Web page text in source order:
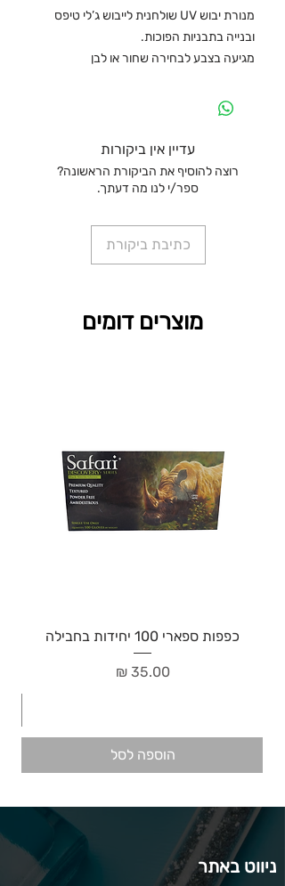
מנורת יבוש UV שולחנית לייבוש ג’לי טיפס
ובנייה בתבניות הפוכות.
מגיעה בצבע לבחירה שחור או לבן
עדיין אין ביקורות
רוצה להוסיף את הביקורת הראשונה?
ספר/י לנו מה דעתך.
כתיבת ביקורת
מוצרים דומים
כפפות ספארי 100 יחידות בחבילה
מחיר‏35.00 ‏₪
הוספה לסל
ניווט באתר